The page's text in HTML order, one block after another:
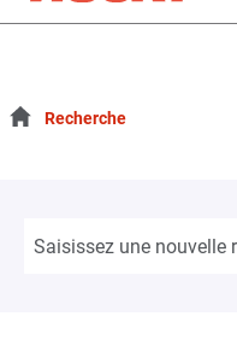
Recherche